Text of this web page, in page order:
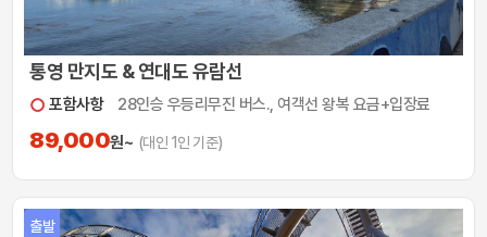
통영 만지도 & 연대도 유람선
포함사항 28인승 우등리무진 버스., 여객선 왕복 요금+입장료
89,000원~ (대인 1인 기준)
출발